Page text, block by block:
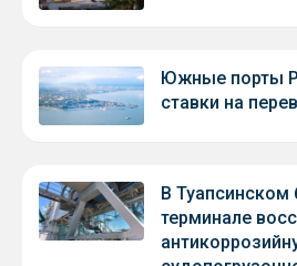
Южные порты
ставки на
В Туапсинском
терминале